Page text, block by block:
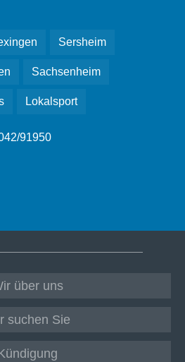
Sersheim
Sachsenheim
Lokalsport
91950
über uns
suchen Sie